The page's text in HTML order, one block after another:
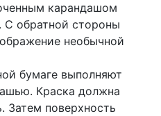
карандашом
С обратной стороны
необычной
бумаге выполняют
Краска должна
Затем поверхность